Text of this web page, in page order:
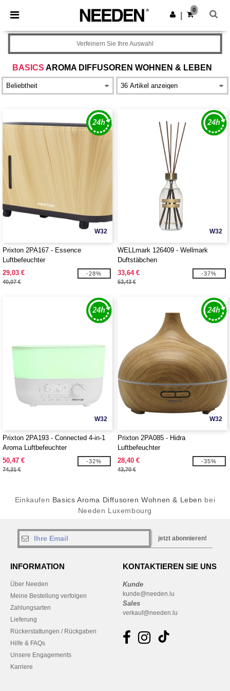
× Needen App
Bessere Preise in der App!
App holen
0
BASICS AROMA DIFFUSOREN WOHNEN & LEBEN
Verfeinern Sie Ihre Auswahl
W32
Prixton 2PA167 - Essence
Luftbefeuchter
29,03 €
40,07 €
-28%
W32
WELLmark 126409 - Wellmark
Duftstäbchen
33,64 €
53,43 €
-37%
W32
Prixton 2PA193 - Connected 4-in-1
Aroma Luftbefeuchter
50,47 €
74,31 €
-32%
W32
Prixton 2PA085 - Hidra
Luftbefeuchter
28,40 €
43,70 €
-35%
Einkaufen Basics Aroma Diffusoren Wohnen & Leben bei
Needen Luxembourg
jetzt abonnieren!
INFORMATION
Über Needen
Meine Bestellung verfolgen
Zahlungsarten
Lieferung
Rückerstattungen / Rückgaben
Hilfe & FAQs
Unsere Engagements
Karriere
KONTAKTIEREN SIE UNS
Kunde
kunde@needen.lu
Sales
verkauf@needen.lu